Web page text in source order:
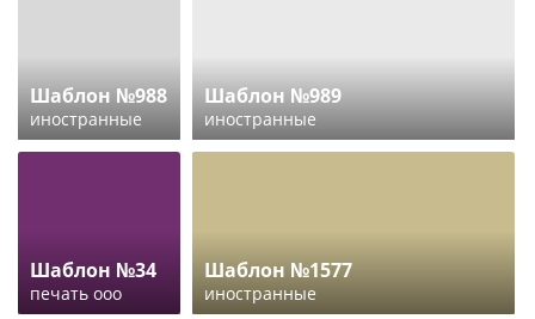
Шаблон №988
иностранные
Шаблон №989
иностранные
Шаблон №34
печать ооо
Шаблон №1577
иностранные